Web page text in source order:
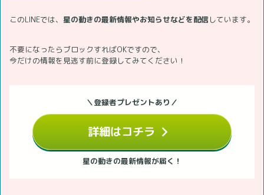
このLINEでは、 星の動きの最新情報やお知らせなどを配信しています。
不要になったらブロックすればOKですので、
今だけの情報を見逃す前に登録してみてください！
＼登録者プレゼントあり／
詳細はコチラ
星の動きの最新情報が届く！